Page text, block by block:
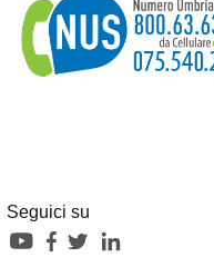
Seguici su